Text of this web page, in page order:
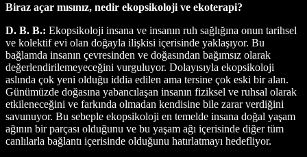
Biraz açar mısınız, nedir ekopsikoloji ve ekoterapi?
D. B. B.: Ekopsikoloji insana ve insanın ruh sağlığına onun tarihsel
ve kolektif evi olan doğayla ilişkisi içerisinde yaklaşıyor. Bu
bağlamda insanın çevresinden ve doğasından bağımsız olarak
değerlendirilemeyeceğini vurguluyor. Dolayısıyla ekopsikoloji
aslında çok yeni olduğu iddia edilen ama tersine çok eski bir alan.
Günümüzde doğasına yabancılaşan insanın fiziksel ve ruhsal olarak
etkileneceğini ve farkında olmadan kendisine bile zarar verdiğini
savunuyor. Bu sebeple ekopsikoloji en temelde insana doğal yaşam
ağının bir parçası olduğunu ve bu yaşam ağı içerisinde diğer tüm
canlılarla bağlantı içerisinde olduğunu hatırlatmayı hedefliyor.